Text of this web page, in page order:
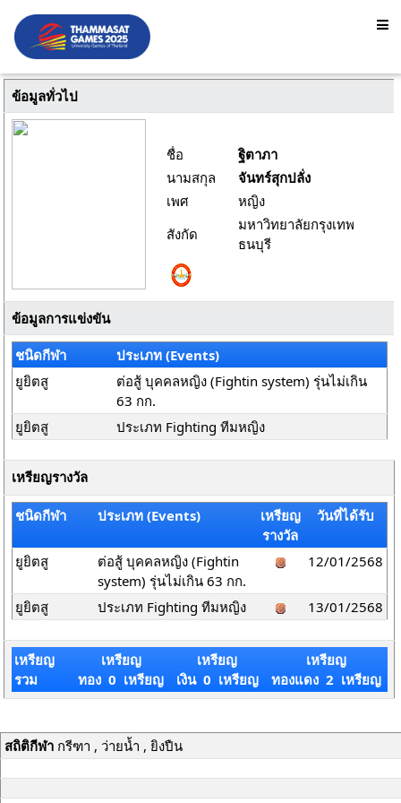
ข้อมูลทั่วไป
ชื่อ
ฐิตาภา
นามสกุล
จันทร์สุกปลั่ง
เพศ
หญิง
สังกัด
มหาวิทยาลัยกรุงเทพ
ธนบุรี
ข้อมูลการแข่งขัน
ชนิดกีฬา
ประเภท (Events)
ยูยิตสู
ต่อสู้ บุคคลหญิง (Fightin system) รุ่นไม่เกิน
63 กก.
ยูยิตสู
ประเภท Fighting ทีมหญิง
เหรียญรางวัล
ชนิดกีฬา ประเภท (Events)
เหรียญ
รางวัล
วันที่ได้รับ
ยูยิตสู
ต่อสู้ บุคคลหญิง (Fightin
system) รุ่นไม่เกิน 63 กก.
12/01/2568
ยูยิตสู ประเภท Fighting ทีมหญิง 13/01/2568
เหรียญ
รวม
เหรียญ
ทอง 0 เหรียญ
เหรียญ
เงิน 0 เหรียญ
เหรียญ
ทองแดง 2 เหรียญ
สถิติกีฬากรีฑา , ว่ายน้ำ , ยิงปืน